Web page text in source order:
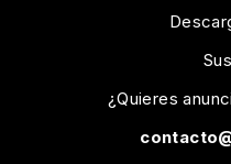
¿Quieres